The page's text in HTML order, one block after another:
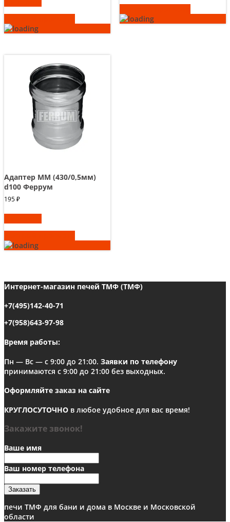
Адаптер ММ (430/0,5мм)
d100 Феррум
195₽
Интернет-магазин печей ТМФ (ТМФ)
+7(495)142-40-71
+7(958)643-97-98
Время работы:
Пн — Вс — с 9:00 до 21:00. Заявки по телефону
принимаются с 9:00 до 21:00 без выходных.
Оформляйте заказ на сайте
КРУГЛОСУТОЧНО в любое удобное для вас время!
Закажите звонок!
Ваше имя
Ваш номер телефона
Заказать
печи ТМФ для бани и дома в Москве и Московской
области